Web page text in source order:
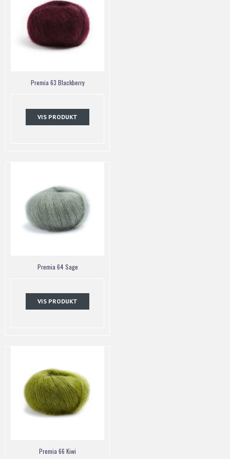
Premia 63 Blackberry
VIS PRODUKT
Premia 64 Sage
VIS PRODUKT
Premia 66 Kiwi